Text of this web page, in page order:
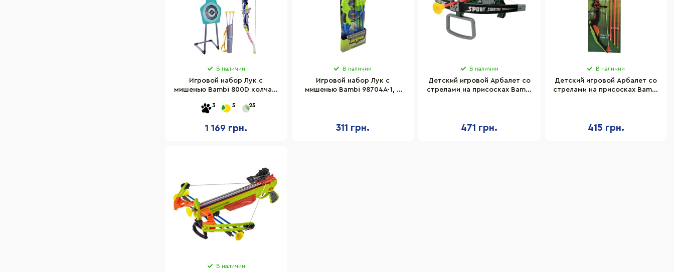
В наличии
Игровой набор Лук с
мишенью Bambi 800D колчан,
3 5 25
1 169 грн.
В наличии
Игровой набор Лук с
мишенью Bambi 98704A-1, 3
311 грн.
В наличии
Детский игровой Арбалет со
стрелами на присосках Bambi
471 грн.
В наличии
Детский игровой Арбалет со
стрелами на присосках Bambi
415 грн.
В наличии